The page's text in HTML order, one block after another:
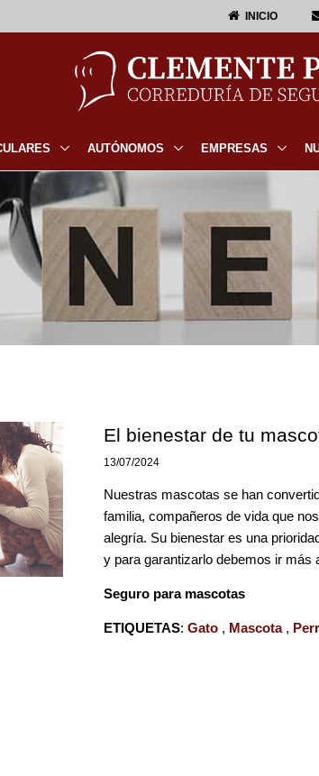
INICIO
AUTÓNOMOS EMPRESAS
El bienestar de tu
13/07/2024
Nuestras mascotas se han
familia, compañeros de vida que
alegría. Su bienestar es una
y para garantizarlo debemos ir más
Seguro para mascotas
ETIQUETAS:Gato , Mascota,